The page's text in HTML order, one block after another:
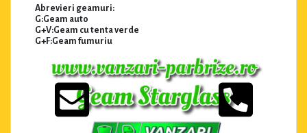
Abrevieri geamuri:
G:Geam auto
G+V:Geam cu tenta verde
G+F:Geam fumuriu